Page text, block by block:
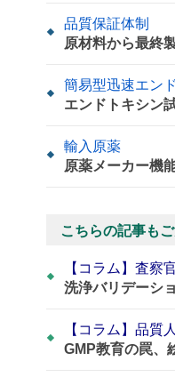
品質保証体制
原材料から最終
簡易型迅速エン
エンドトキシン
輸入原薬
原薬メーカー機
こちらの記事も
【コラム】査察
洗浄バリデーシ
【コラム】品質
GMP教育の罠、